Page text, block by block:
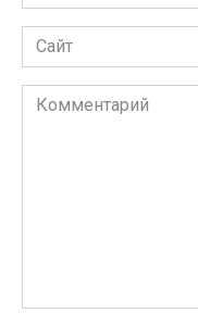
*
Сайт
Комментарий